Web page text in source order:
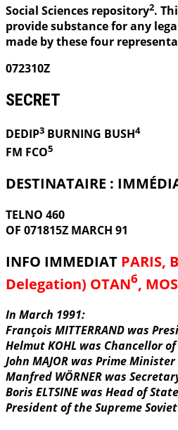
Social Sciences repository2.
provide substance for any
made by these four
072310Z
SECRET
DEDIP3 BURNING BUSH4
FM FCO5
DESTINATAIRE :
TELNO 460
OF 071815Z MARCH 91
INFO IMMEDIAT PARIS,
Delegation) OTAN6,
In March 1991:
François MITTERRAND was
Helmut KOHL was Chancellor
John MAJOR was Prime
Manfred WÖRNER was
Boris ELTSINE was Head of
President of the Supreme Soviet